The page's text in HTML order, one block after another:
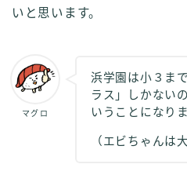
いと思います。
マグロ
浜学園は小３ま
ラス」しかないの
いうことになり
（エビちゃんは